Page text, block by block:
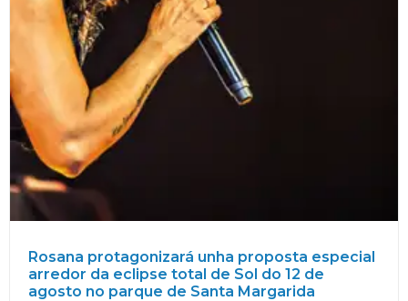
Rosana protagonizará unha proposta especial
arredor da eclipse total de Sol do 12 de
agosto no parque de Santa Margarida